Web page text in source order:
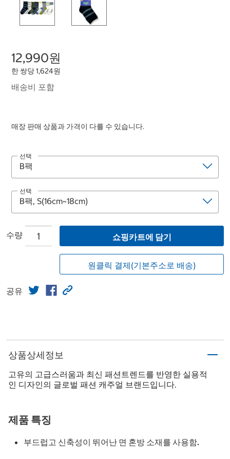
12,990원
한 쌍당 1,624원
배송비 포함
매장 판매 상품과 가격이 다를 수 있습니다.
선택
선택
수량 쇼핑카트에 담기
원클릭 결제(기본주소로 배송)
공유
상품상세정보
고유의 고급스러움과 최신 패션트렌드를 반영한 실용적
인 디자인의 글로벌 패션 캐주얼 브랜드입니다.
제품 특징
부드럽고 신축성이 뛰어난 면 혼방 소재를 사용함.